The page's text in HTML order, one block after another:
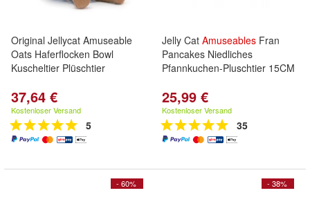
Original Jellycat Amuseable
Oats Haferflocken Bowl
Kuscheltier Plüschtier
37,64 €
Kostenloser Versand
5
Jelly Cat Amuseables Fran
Pancakes Niedliches
Pfannkuchen-Pluschtier 15CM
25,99 €
Kostenloser Versand
35
- 60% - 38%